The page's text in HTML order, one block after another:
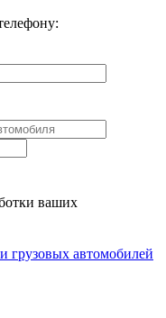
ваших
грузовых автомобилей